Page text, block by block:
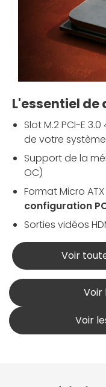
L'essentiel
Slot M.2 PCI-E
de votre
Support de la
OC)
Format Micro
configuration
Sorties vidéos
Voir
Voir
Voir